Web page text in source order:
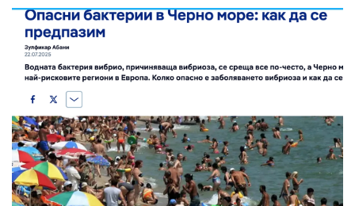
РАЗСЛЕДВАНЕ
БИЗНЕС
Управители:
Веселин
Василев,
email:
v.vasilev@flagman.bg
Катя
Касабова,
еmail:k.kassabova@flagman.bg